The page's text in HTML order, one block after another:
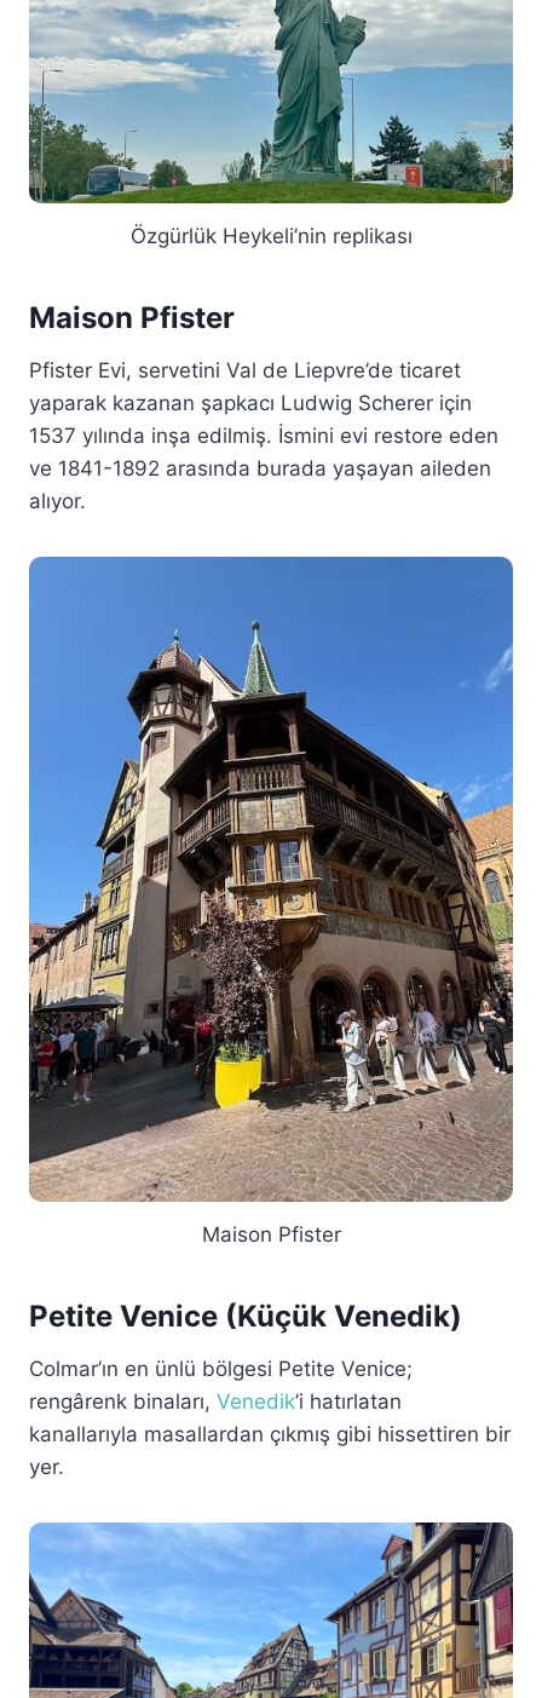
Özgürlük Heykeli’nin replikası
Maison Pfister
Pfister Evi, servetini Val de Liepvre’de ticaret
yaparak kazanan şapkacı Ludwig Scherer için
1537 yılında inşa edilmiş. İsmini evi restore eden
ve 1841-1892 arasında burada yaşayan aileden
alıyor.
Maison Pfister
Petite Venice (Küçük Venedik)
Colmar’ın en ünlü bölgesi Petite Venice;
rengârenk binaları, Venedik’i hatırlatan
kanallarıyla masallardan çıkmış gibi hissettiren bir
yer.